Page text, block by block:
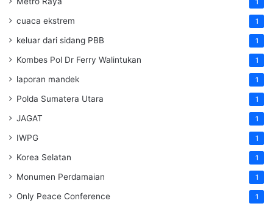
1
cuaca ekstrem 1
keluar dari sidang PBB 1
Kombes Pol Dr Ferry Walintukan 1
laporan mandek 1
Polda Sumatera Utara 1
JAGAT 1
IWPG 1
Korea Selatan 1
Monumen Perdamaian 1
Only Peace Conference 1